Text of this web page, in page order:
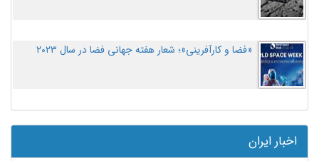
«فضا و کارآفرینی»؛ شعار هفته جهانی فضا در سال ۲۰۲۳
اخبار ایران